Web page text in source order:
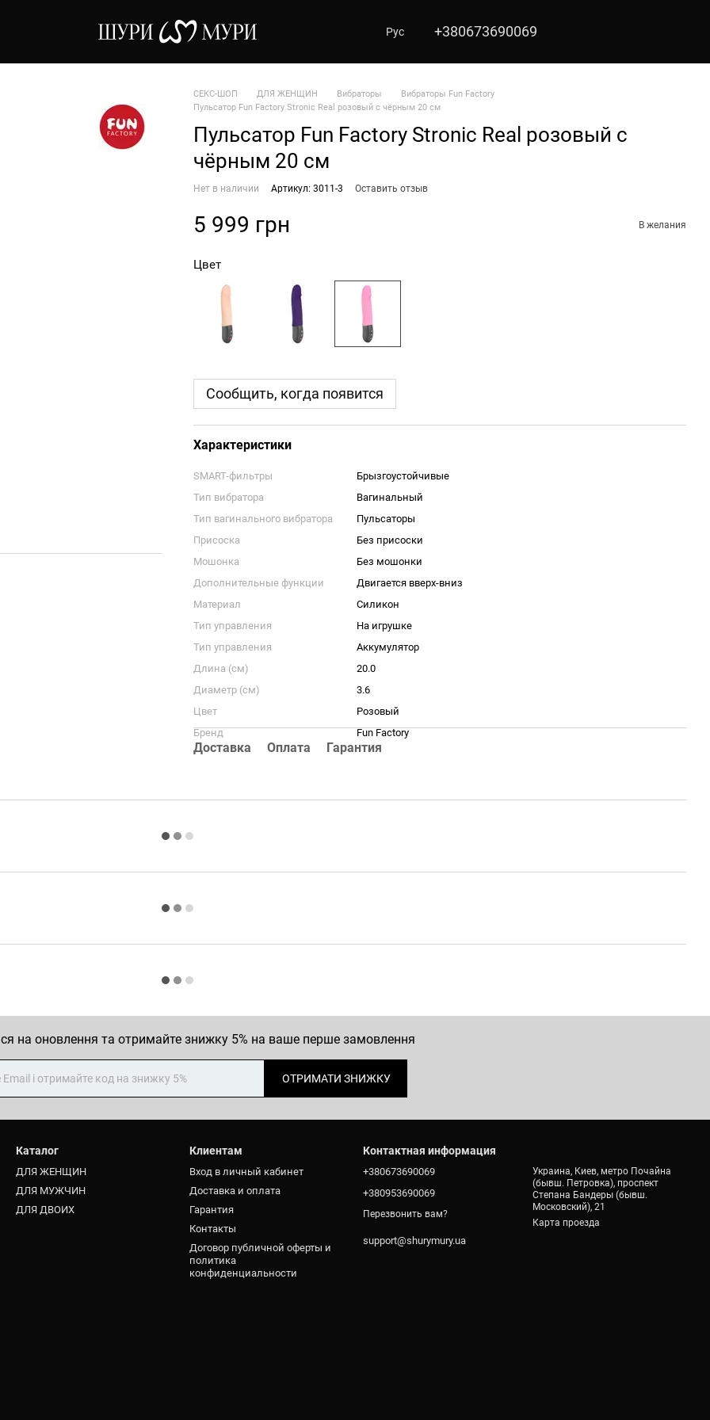
Рус +380673690069
СЕКС-ШОП ДЛЯ ЖЕНЩИН Вибраторы
Вибраторы Fun Factory
Пульсатор Fun Factory Stroniс Real розовый с чёрным 20 см
Пульсатор Fun Factory Stroniс Real розовый с
чёрным 20 см
Нет в наличии Артикул: 3011-3 Оставить отзыв
5 999 грн В желания
Цвет
Сообщить, когда появится
Характеристики
SMART-фильтры
Брызгоустойчивые
Тип вибратора
Вагинальный
Тип вагинального вибратора
Пульсаторы
Присоска
Без присоски
Мошонка
Без мошонки
Дополнительные функции
Двигается вверх-вниз
Материал
Силикон
Тип управления
На игрушке
Тип управления
Аккумулятор
Длина (см)
20.0
Диаметр (см)
3.6
Цвет
Розовый
Бренд
Fun Factory
Доставка Оплата Гарантия
на оновлення та отримайте знижку 5% на ваше перше замовлення
ОТРИМАТИ ЗНИЖКУ
Каталог
ДЛЯ ЖЕНЩИН
ДЛЯ МУЖЧИН
ДЛЯ ДВОИХ
Клиентам
Вход в личный кабинет
Доставка и оплата
Гарантия
Контакты
Договор публичной оферты и
политика
конфиденциальности
Контактная информация
+380673690069
+380953690069
Перезвонить вам?
support@shurymury.ua
Украина, Киев, метро Почайна
(бывш. Петровка), проспект
Степана Бандеры (бывш.
Московский), 21
Карта проезда